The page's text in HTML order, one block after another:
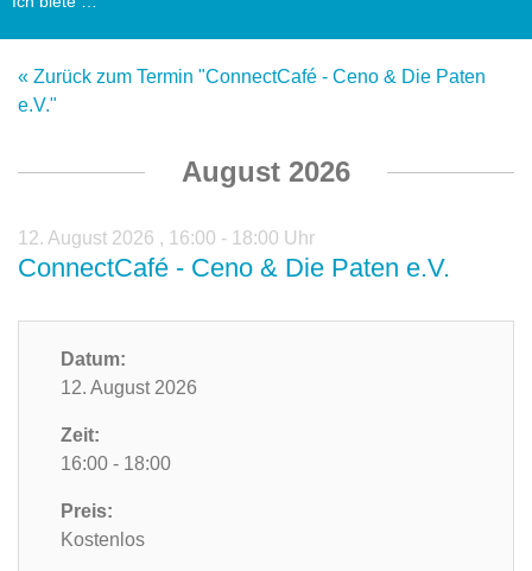
« Zurück zum Termin "ConnectCafé - Ceno & Die Paten
e.V."
August 2026
12. August 2026 , 16:00 - 18:00 Uhr
ConnectCafé - Ceno & Die Paten e.V.
Datum:
12. August 2026
Zeit:
16:00 - 18:00
Preis:
Kostenlos